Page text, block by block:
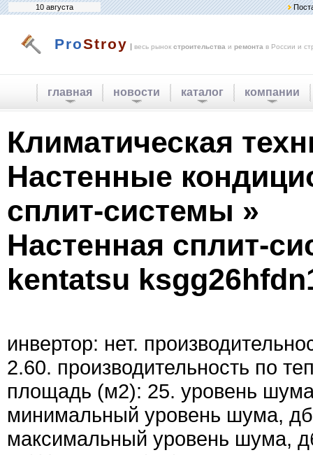
10 августа
ProStroy | весь рынок строительства и ремонта в России и
главная новости каталог компании
Климатическая
Настенные
сплит-системы »
Настенная сплит-
kentatsu
инвертор: нет.
2.60. производительность по
площадь (м2): 25. уровень
минимальный уровень шума,
максимальный уровень шума,